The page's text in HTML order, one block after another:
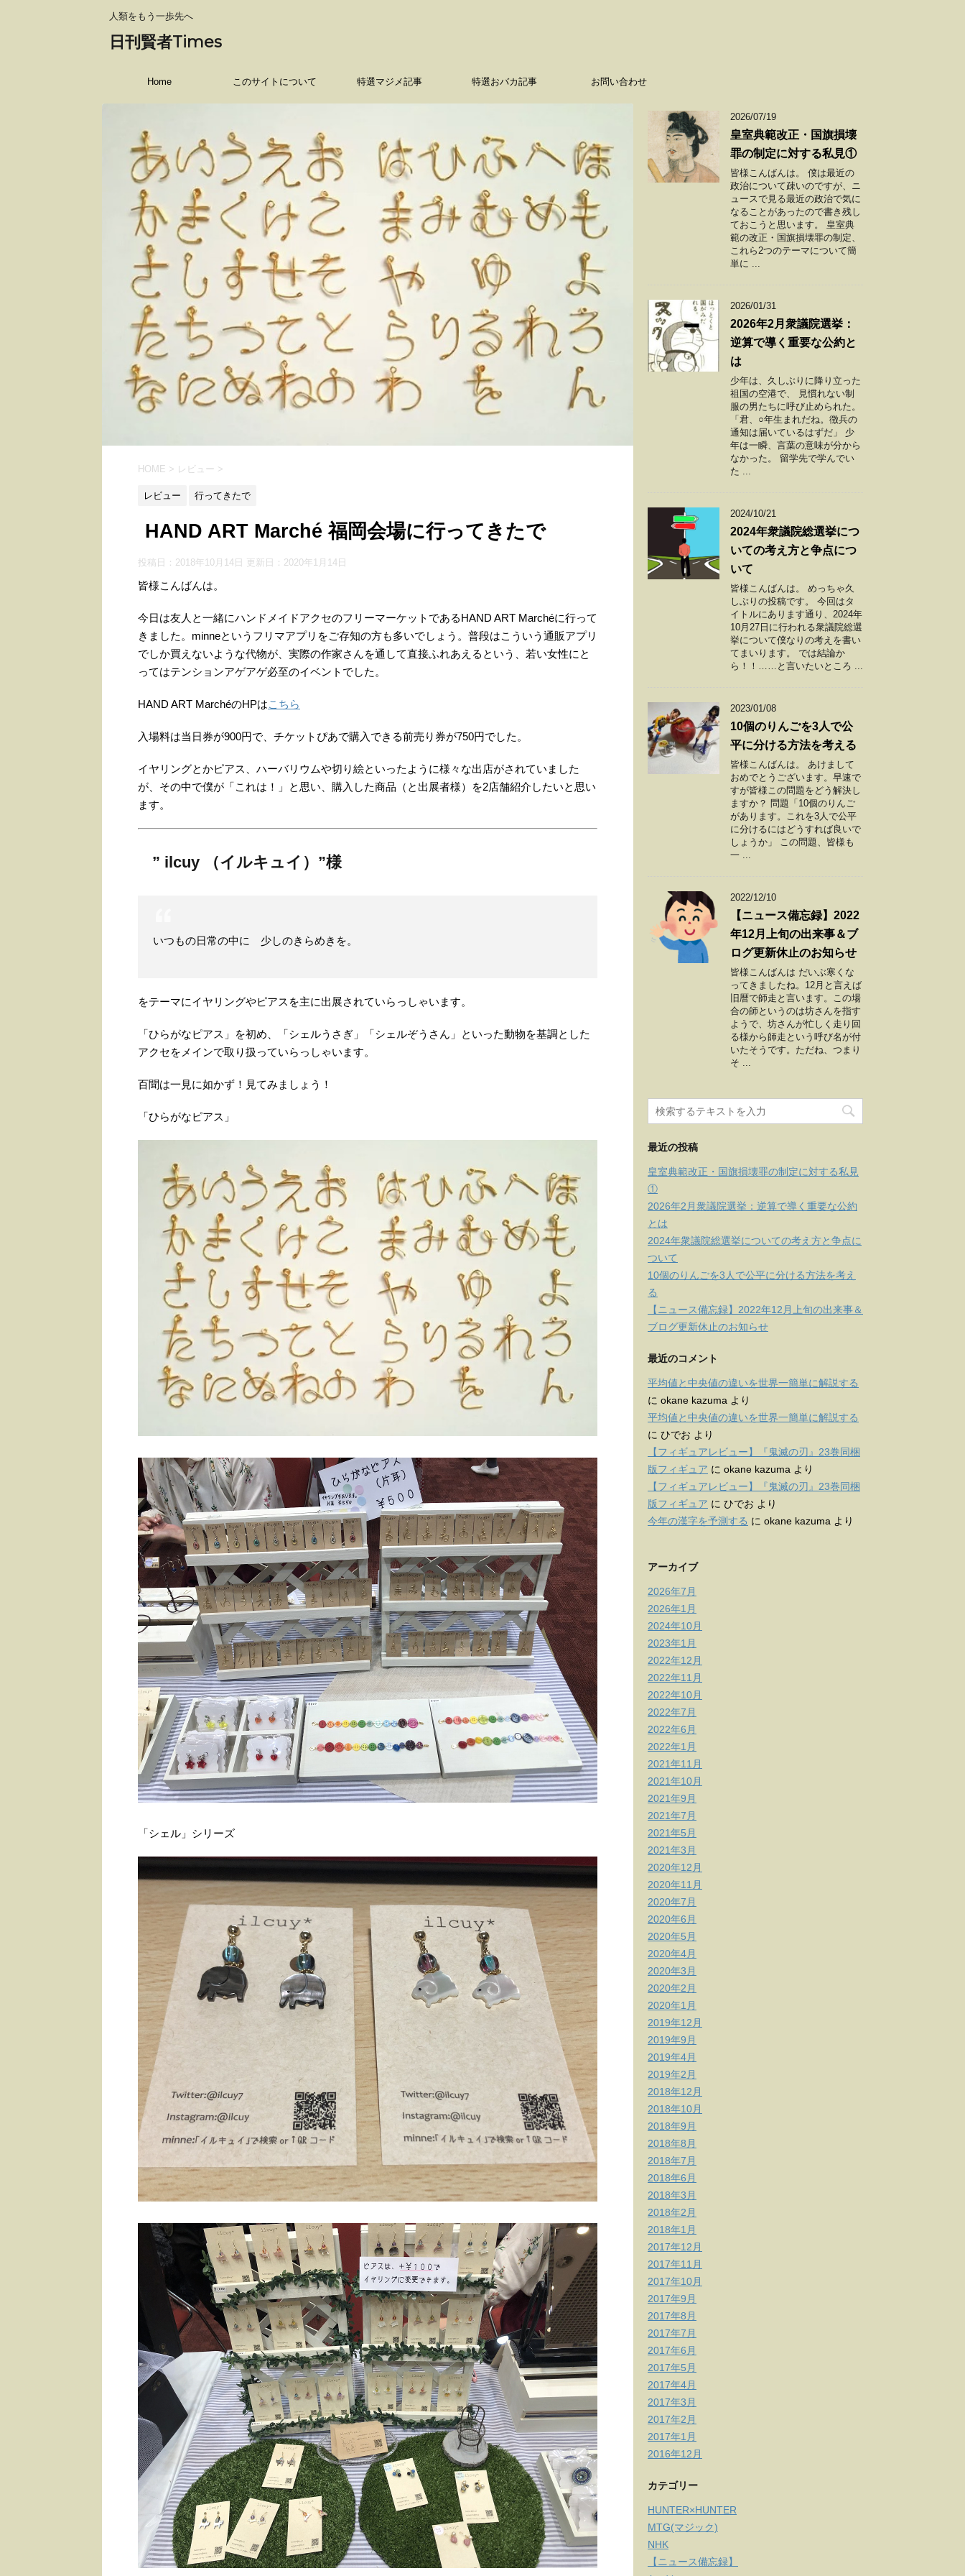
人類をもう一歩先へ
日刊賢者Times
Home このサイトについて 特選マジメ記事 特選おバカ記事 お問い合わせ
HOME > レビュー >
レビュー 行ってきたで
HAND ART Marché 福岡会場に行ってきたで
投稿日：2018年10月14日 更新日： 2020年1月14日
皆様こんばんは。
今日は友人と一緒にハンドメイドアクセのフリーマーケットであるHAND ART Marchéに行って
きました。minneというフリマアプリをご存知の方も多いでしょう。普段はこういう通販アプリ
でしか買えないような代物が、実際の作家さんを通して直接ふれあえるという、若い女性にと
ってはテンションアゲアゲ必至のイベントでした。
HAND ART MarchéのHPはこちら
入場料は当日券が900円で、チケットぴあで購入できる前売り券が750円でした。
イヤリングとかピアス、ハーバリウムや切り絵といったように様々な出店がされていました
が、その中で僕が「これは！」と思い、購入した商品（と出展者様）を2店舗紹介したいと思い
ます。
” ilcuy （イルキュイ）”様
いつもの日常の中に 少しのきらめきを。
をテーマにイヤリングやピアスを主に出展されていらっしゃいます。
「ひらがなピアス」を初め、「シェルうさぎ」「シェルぞうさん」といった動物を基調とした
アクセをメインで取り扱っていらっしゃいます。
百聞は一見に如かず！見てみましょう！
「ひらがなピアス」
「シェル」シリーズ
2026/07/19
皇室典範改正・国旗損壊
罪の制定に対する私見①
皆様こんばんは。 僕は最近の
政治について疎いのですが、ニ
ュースで見る最近の政治で気に
なることがあったので書き残し
ておこうと思います。 皇室典
範の改正・国旗損壊罪の制定、
これら2つのテーマについて簡
単に ...
2026/01/31
2026年2月衆議院選挙：
逆算で導く重要な公約と
は
少年は、久しぶりに降り立った
祖国の空港で、 見慣れない制
服の男たちに呼び止められた。
「君、○年生まれだね。徴兵の
通知は届いているはずだ」 少
年は一瞬、言葉の意味が分から
なかった。 留学先で学んでい
た ...
2024/10/21
2024年衆議院総選挙につ
いての考え方と争点につ
いて
皆様こんばんは。 めっちゃ久
しぶりの投稿です。 今回はタ
イトルにあります通り、2024年
10月27日に行われる衆議院総選
挙について僕なりの考えを書い
てまいります。 では結論か
ら！！……と言いたいところ ...
2023/01/08
10個のりんごを3人で公
平に分ける方法を考える
皆様こんばんは。 あけまして
おめでとうございます。早速で
すが皆様この問題をどう解決し
ますか？ 問題「10個のりんご
があります。これを3人で公平
に分けるにはどうすれば良いで
しょうか」 この問題、皆様も
一 ...
2022/12/10
【ニュース備忘録】2022
年12月上旬の出来事＆ブ
ログ更新休止のお知らせ
皆様こんばんは だいぶ寒くな
ってきましたね。12月と言えば
旧暦で師走と言います。この場
合の師というのは坊さんを指す
ようで、坊さんが忙しく走り回
る様から師走という呼び名が付
いたそうです。ただね、つまり
そ ...
最近の投稿
皇室典範改正・国旗損壊罪の制定に対する私見
①
2026年2月衆議院選挙：逆算で導く重要な公約
とは
2024年衆議院総選挙についての考え方と争点に
ついて
10個のりんごを3人で公平に分ける方法を考え
る
【ニュース備忘録】2022年12月上旬の出来事＆
ブログ更新休止のお知らせ
最近のコメント
平均値と中央値の違いを世界一簡単に解説する
に okane kazuma より
平均値と中央値の違いを世界一簡単に解説する
に ひでお より
【フィギュアレビュー】『鬼滅の刃』23巻同梱
版フィギュア に okane kazuma より
【フィギュアレビュー】『鬼滅の刃』23巻同梱
版フィギュア に ひでお より
今年の漢字を予測する に okane kazuma より
アーカイブ
2026年7月
2026年1月
2024年10月
2023年1月
2022年12月
2022年11月
2022年10月
2022年7月
2022年6月
2022年1月
2021年11月
2021年10月
2021年9月
2021年7月
2021年5月
2021年3月
2020年12月
2020年11月
2020年7月
2020年6月
2020年5月
2020年4月
2020年3月
2020年2月
2020年1月
2019年12月
2019年9月
2019年4月
2019年2月
2018年12月
2018年10月
2018年9月
2018年8月
2018年7月
2018年6月
2018年3月
2018年2月
2018年1月
2017年12月
2017年11月
2017年10月
2017年9月
2017年8月
2017年7月
2017年6月
2017年5月
2017年4月
2017年3月
2017年2月
2017年1月
2016年12月
カテゴリー
HUNTER×HUNTER
MTG(マジック)
NHK
【ニュース備忘録】